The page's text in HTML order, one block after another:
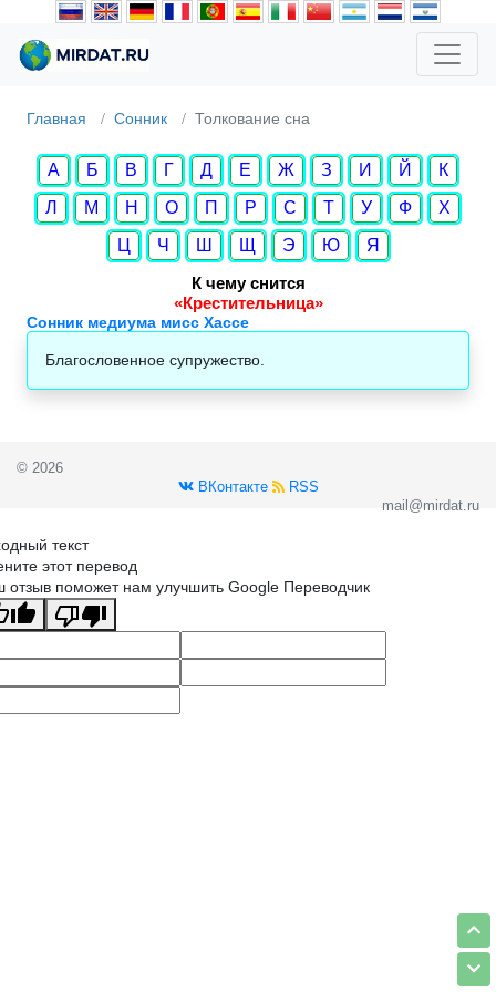
Главная Сонник Толкование сна
А Б В Г Д Е Ж З И Й
К
Л
М Н О П Р С Т У Ф
Х
Ц
Ч Ш Щ Э Ю
Я
К чему снится
«Крестительница»
Сонник медиума мисс Хассе
Благословенное супружество.
© 2026
ВКонтакте
RSS
mail@mirdat.ru
текст
этот перевод
отзыв поможет нам улучшить Google Переводчик